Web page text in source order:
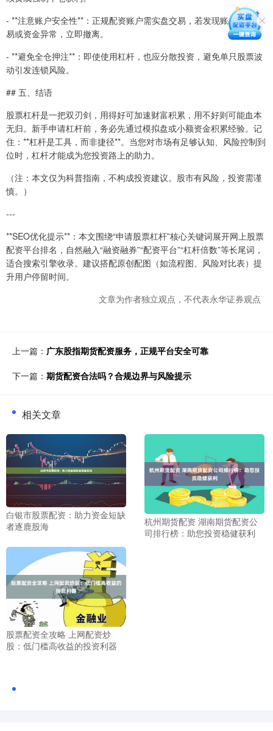
- **注意账户安全性**：正规配资账户需实盘交易，若发现账户无法交
易或资金异常，立即撤离。
- **避免全仓押注**：即使使用杠杆，也应分散投资，避免单只股票波
动引发连锁风险。
## 五、结语
股票杠杆是一把双刃剑，用得好可加速财富积累，用不好则可能血本
无归。新手申请杠杆前，务必先通过模拟盘或小额资金积累经验。记
住：**杠杆是工具，而非捷径**。当您对市场有足够认知、风险控制到
位时，杠杆才能成为您投资路上的助力。
（注：本文仅为科普指南，不构成投资建议。股市有风险，投资需谨
慎。）
---
**SEO优化提示**：本文围绕“申请股票杠杆”核心关键词展开网上股票
配资平台排名，自然融入“融资融券”“配资平台”“杠杆倍数”等长尾词，
适合搜索引擎收录。建议搭配原创配图（如流程图、风险对比表）提
升用户停留时间。
文章为作者独立观点，不代表永华证券观点
上一篇： 广东股指期货配资服务，正规平台安全可靠
下一篇： 期货配资合法吗？合规边界与风险提示
相关文章
白银市股票配资：助力资金短缺
者逐鹿股海
杭州期货配资 湖南期货配资公
司排行榜：助您投资稳健获利
股票配资全攻略 上网配资炒
股：低门槛高收益的投资利器